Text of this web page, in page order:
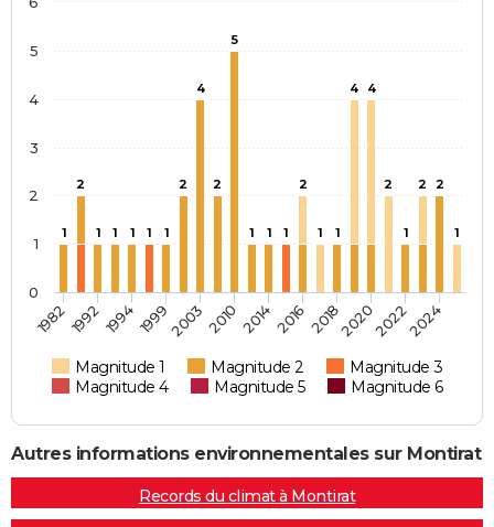
1
2
1 1 1 1 1
2
4
2
5
1 1 1
2
1 1
4 4
2
1
2 2
1
Magnitude 1 Magnitude 2
Magnitude 3
Magnitude 4
Magnitude 5 Magnitude 6
198219921994199920032010 201420162018202020222024
0
1
2
3
4
5
Autres informations environnementales sur Montirat
Records du climat à Montirat